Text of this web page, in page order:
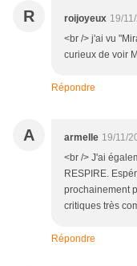
R roijoyeux 19/
<br /> j'ai vu
curieux de voir
Répondre
A armelle 19/11/
<br /> J'ai
RESPIRE.
prochainement
critiques très
Répondre